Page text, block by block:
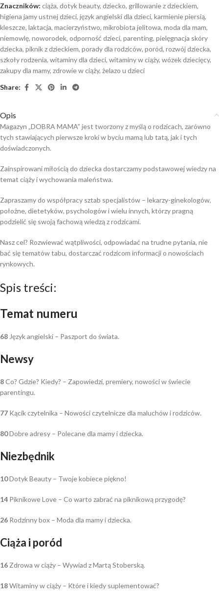
Znaczników: ciąża, dotyk beauty, dziecko, grillowanie z dzieckiem,
higiena jamy ustnej dzieci, język angielski dla dzieci, karmienie piersią,
kleszcze, laktacja, macierzyństwo, mikrobiota jelitowa, moda dla mam,
niemowlę, noworodek, odporność dzieci, parenting, pielęgnacja skóry
dziecka, piknik z dzieckiem, porady dla rodziców, poród, rozwój dziecka,
szkoły rodzenia, witaminy dla dzieci, witaminy w ciąży, wózek dziecięcy,
zakupy dla mamy, zdrowie w ciąży, żelazo u dzieci
Share:
Opis
Magazyn „DOBRA MAMA” jest tworzony z myślą o rodzicach, zarówno
tych stawiających pierwsze kroki w byciu mamą lub tatą, jak i tych
doświadczonych.
Zainspirowani miłością do dziecka dostarczamy podstawowej wiedzy na
temat ciąży i wychowania maleństwa.
Zapraszamy do współpracy sztab specjalistów – lekarzy-ginekologów,
położne, dietetyków, psychologów i wielu innych, którzy pragną
podzielić się swoją fachową wiedzą z rodzicami.
Nasz cel? Rozwiewać wątpliwości, odpowiadać na trudne pytania, nie
bać się tematów tabu, dostarczać rodzicom informacji o nowościach
rynkowych.
Spis treści:
Temat numeru
68 Język angielski – Paszport do świata.
Newsy
8Co? Gdzie? Kiedy? – Zapowiedzi, premiery, nowości w świecie
parentingu.
77 Kącik czytelnika – Nowości czytelnicze dla maluchów i rodziców.
80Dobre adresy – Polecane dla mamy i dziecka.
Niezbędnik
10Dotyk Beauty – Twoje kobiece piękno!
14 Piknikowe Love – Co warto zabrać na piknikową przygodę?
26 Rodzinny box – Moda dla mamy i dziecka.
Ciąża i poród
16 Zdrowa w ciąży – Wywiad z Martą Stoberską.
18Witaminy w ciąży – Które i kiedy suplementować?